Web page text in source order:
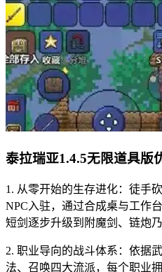
泰拉瑞亚1.4.5无限道具版
1. 从零开始的生存进化：徒手
NPC入驻，通过合成桌与工作
短剑逐步升级到附魔剑、链炮
2. 职业导向的战斗体系：依据
法、召唤四大流派，每个职业